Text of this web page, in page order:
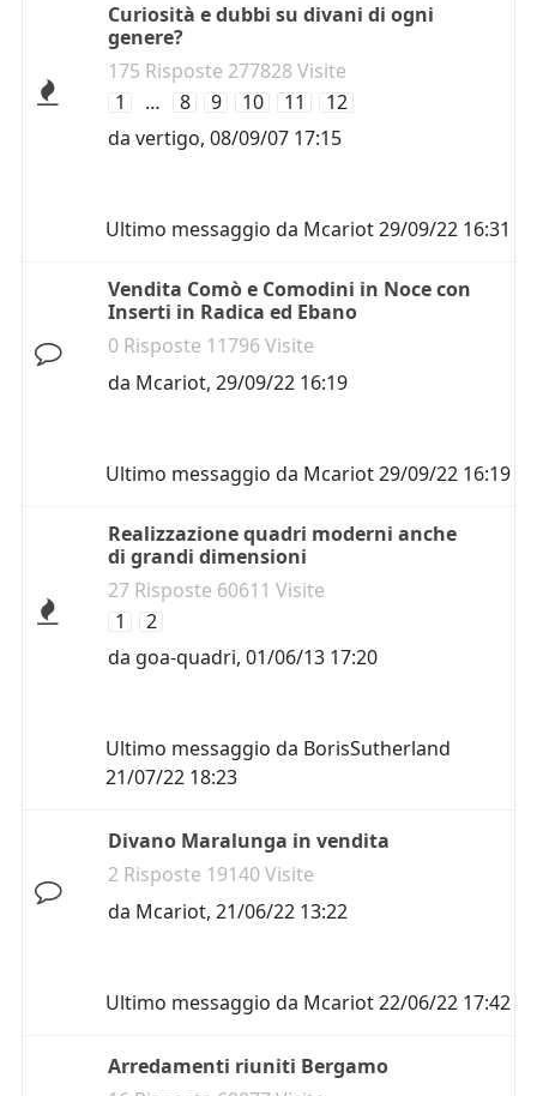
Curiosità e dubbi su divani di ogni
genere?
175 Risposte 277828 Visite
1
… 8 9 10 11
12
da vertigo, 08/09/07 17:15
Ultimo messaggio da Mcariot29/09/22 16:31
Vendita Comò e Comodini in Noce con
Inserti in Radica ed Ebano
0 Risposte 11796 Visite
da Mcariot, 29/09/22 16:19
Ultimo messaggio da Mcariot29/09/22 16:19
Realizzazione quadri moderni anche
di grandi dimensioni
27 Risposte 60611 Visite
1
2
da goa-quadri, 01/06/13 17:20
Ultimo messaggio da BorisSutherland
21/07/22 18:23
Divano Maralunga in vendita
2 Risposte 19140 Visite
da Mcariot, 21/06/22 13:22
Ultimo messaggio da Mcariot22/06/22 17:42
Arredamenti riuniti Bergamo